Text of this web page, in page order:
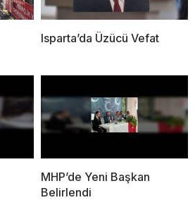
Isparta’da Üzücü Vefat
MHP’de Yeni Başkan
Belirlendi